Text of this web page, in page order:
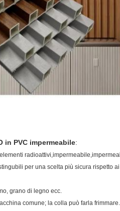
in PVC impermeabile:
per una scelta più sicura rispetto
grano di legno ecc.
comune; la colla può farla frimmare.